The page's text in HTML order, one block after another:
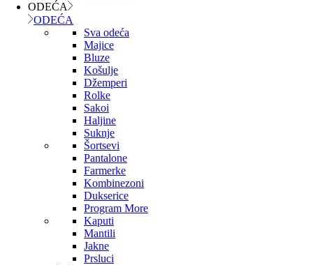
ODEĆA
ODEĆA
Sva odeća
Majice
Bluze
Košulje
Džemperi
Rolke
Sakoi
Haljine
Suknje
Šortsevi
Pantalone
Farmerke
Kombinezoni
Dukserice
Program More
Kaputi
Mantili
Jakne
Prsluci